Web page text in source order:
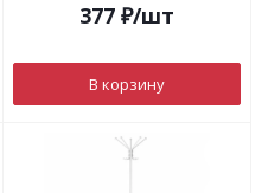
377 ₽/шт
В корзину